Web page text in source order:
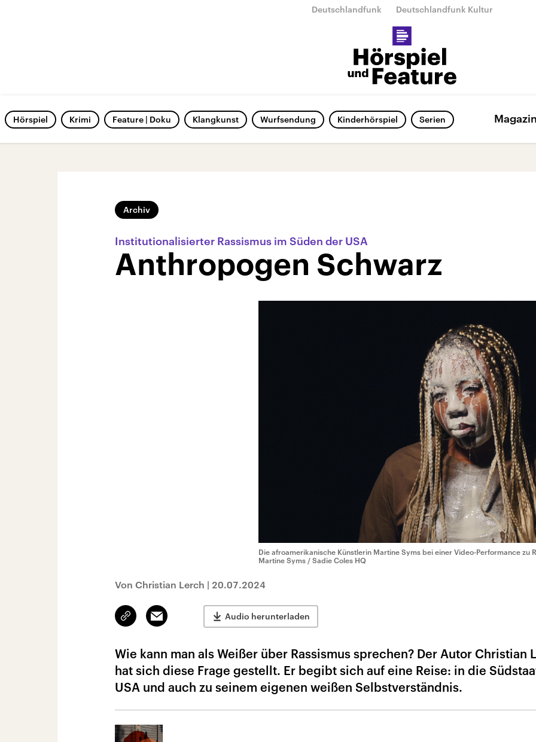
Deutschlandfunk Deutschlandfunk Kultur
Hörspiel Krimi Feature | Doku Klangkunst Wurfsendung Kinderhörspiel Serien
Archiv
Institutionalisierter Rassismus im Süden der USA
Anthropogen Schwarz
Die afroamerikanische Künstlerin Martine Syms bei einer Video-Performance zu
Martine Syms / Sadie Coles HQ
Von Christian Lerch | 20.07.2024
Link
kopieren/teilen
Email Audio herunterladen
Wie kann man als Weißer über Rassismus sprechen? Der Autor Christian
hat sich diese Frage gestellt. Er begibt sich auf eine Reise: in die
USA und auch zu seinem eigenen weißen Selbstverständnis.